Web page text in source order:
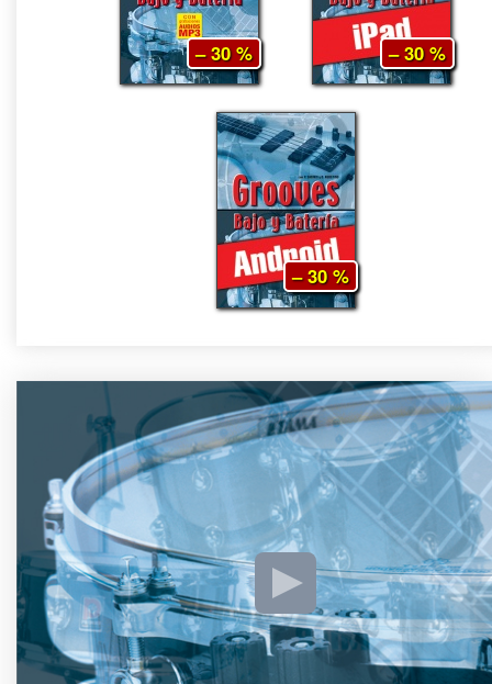
– 30 % – 30 %
– 30 %